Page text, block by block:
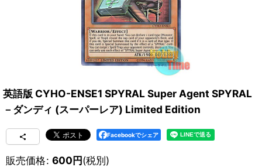
英語版 CYHO-ENSE1 SPYRAL Super Agent SPYRAL
－ダンディ (スーパーレア) Limited Edition
Facebookでシェア
販売価格: 600円(税別)